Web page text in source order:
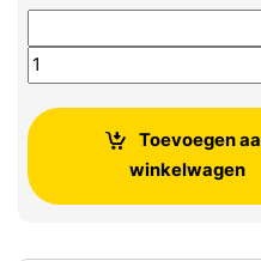
Volkswagen Sharan
Toevoegen
winkelwagen